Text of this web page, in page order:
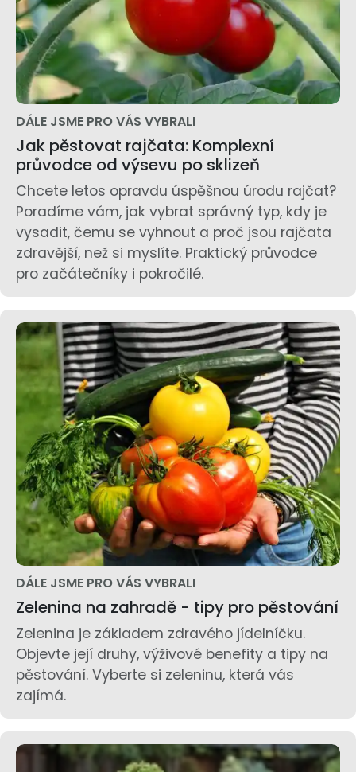
DÁLE JSME PRO VÁS VYBRALI
Jak pěstovat rajčata: Komplexní
průvodce od výsevu po sklizeň
Chcete letos opravdu úspěšnou úrodu rajčat?
Poradíme vám, jak vybrat správný typ, kdy je
vysadit, čemu se vyhnout a proč jsou rajčata
zdravější, než si myslíte. Praktický průvodce
pro začátečníky i pokročilé.
DÁLE JSME PRO VÁS VYBRALI
Zelenina na zahradě - tipy pro pěstování
Zelenina je základem zdravého jídelníčku.
Objevte její druhy, výživové benefity a tipy na
pěstování. Vyberte si zeleninu, která vás
zajímá.